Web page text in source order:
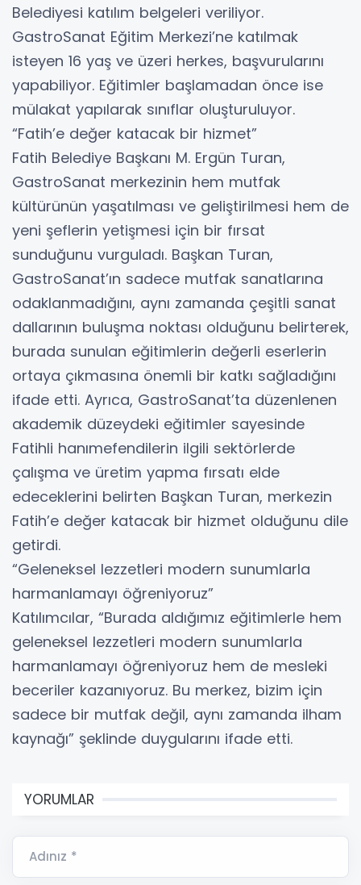
Belediyesi katılım belgeleri veriliyor.
GastroSanat Eğitim Merkezi’ne katılmak
isteyen 16 yaş ve üzeri herkes, başvurularını
yapabiliyor. Eğitimler başlamadan önce ise
mülakat yapılarak sınıflar oluşturuluyor.
“Fatih’e değer katacak bir hizmet”
Fatih Belediye Başkanı M. Ergün Turan,
GastroSanat merkezinin hem mutfak
kültürünün yaşatılması ve geliştirilmesi hem de
yeni şeflerin yetişmesi için bir fırsat
sunduğunu vurguladı. Başkan Turan,
GastroSanat’ın sadece mutfak sanatlarına
odaklanmadığını, aynı zamanda çeşitli sanat
dallarının buluşma noktası olduğunu belirterek,
burada sunulan eğitimlerin değerli eserlerin
ortaya çıkmasına önemli bir katkı sağladığını
ifade etti. Ayrıca, GastroSanat’ta düzenlenen
akademik düzeydeki eğitimler sayesinde
Fatihli hanımefendilerin ilgili sektörlerde
çalışma ve üretim yapma fırsatı elde
edeceklerini belirten Başkan Turan, merkezin
Fatih’e değer katacak bir hizmet olduğunu dile
getirdi.
“Geleneksel lezzetleri modern sunumlarla
harmanlamayı öğreniyoruz”
Katılımcılar, “Burada aldığımız eğitimlerle hem
geleneksel lezzetleri modern sunumlarla
harmanlamayı öğreniyoruz hem de mesleki
beceriler kazanıyoruz. Bu merkez, bizim için
sadece bir mutfak değil, aynı zamanda ilham
kaynağı” şeklinde duygularını ifade etti.
YORUMLAR
Adınız *